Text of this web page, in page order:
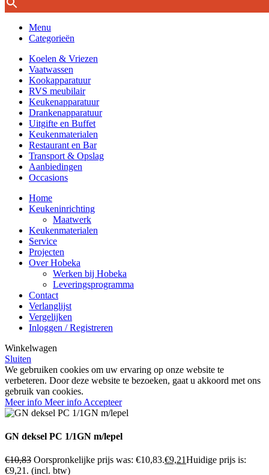
Menu
Categorieën
Koelen & Vriezen
Vaatwassen
Kookapparatuur
RVS meubilair
Keukenapparatuur
Drankenapparatuur
Uitgifte en Buffet
Keukenmaterialen
Restaurant en Bar
Transport & Opslag
Aanbiedingen
Occasions
Home
Keukeninrichting
Maatwerk
Keukenmaterialen
Service
Projecten
Over Hobeka
Werken bij Hobeka
Leveringsprogramma
Contact
Verlanglijst
Vergelijken
Inloggen / Registreren
Winkelwagen
Sluiten
We gebruiken cookies om uw ervaring op onze website te
verbeteren. Door deze website te bezoeken, gaat u akkoord met ons
gebruik van cookies.
Meer info Meer info Accepteer
GN deksel PC 1/1GN m/lepel
€10,83 Oorspronkelijke prijs was: €10,83.€9,21Huidige prijs is:
€9,21. (incl. btw)